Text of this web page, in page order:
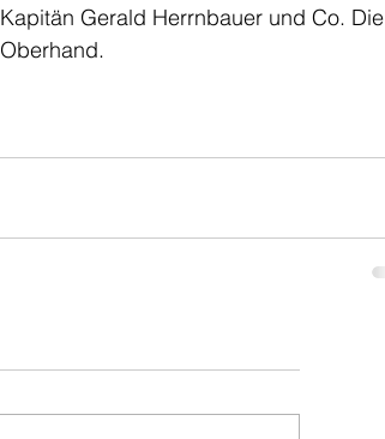
Kapitän Gerald Herrnbauer und Co. Die
Oberhand.